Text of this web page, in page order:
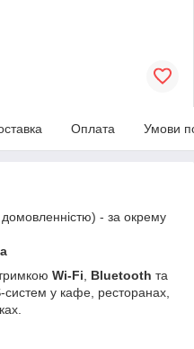
Оплата Умови
домовленністю) - за окрему
Wi-Fi Bluetooth та
у кафе, ресторанах,